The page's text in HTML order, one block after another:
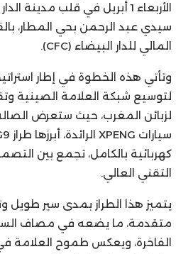
الأربعاء 1 أبريل في قلب مدينة
سيدي عبد الرحمن بحي المطار،
المالي للدار البيضاء (CFC).
وتأتي هذه الخطوة في إطار
لتوسيع شبكة العلامة الصينية
لزبائن المغرب، حيث ستعرض
كهربائية بالكامل، تجمع بين
التقني العالي.
يتميز هذا الطراز بمدى سير طويل
متقدمة، ما يضعه في مصاف
الفاخرة، ويعكس طموح العلامة